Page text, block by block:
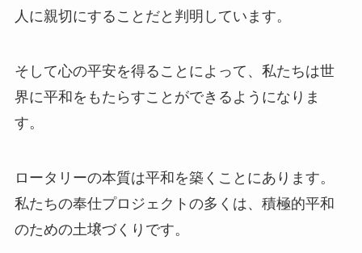
人に親切にすることだと判明しています。
そして心の平安を得ることによって、私たちは世
界に平和をもたらすことができるようになりま
す。
ロータリーの本質は平和を築くことにあります。
私たちの奉仕プロジェクトの多くは、積極的平和
のための土壌づくりです。